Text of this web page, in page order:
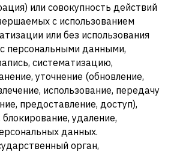
или совокупность действий
с использованием
или без использования
персональными данными,
систематизацию,
уточнение (обновление,
использование, передачу
предоставление, доступ),
блокирование, удаление,
данных.
орган,